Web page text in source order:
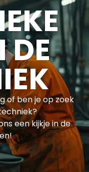
DE
of ben je op zoek
een kijkje in de